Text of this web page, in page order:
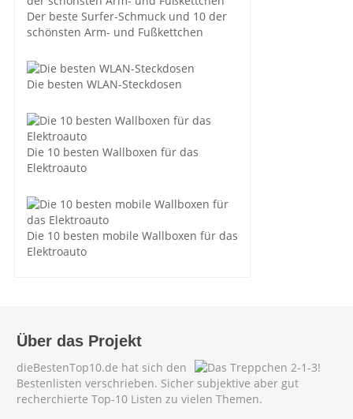
Der beste Surfer-Schmuck und 10 der
schönsten Arm- und Fußkettchen
Die besten WLAN-Steckdosen
Die 10 besten Wallboxen für das
Elektroauto
Die 10 besten mobile Wallboxen für das
Elektroauto
Über das Projekt
dieBestenTop10.de hat sich den
Bestenlisten verschrieben. Sicher subjektive aber gut
recherchierte Top-10 Listen zu vielen Themen.